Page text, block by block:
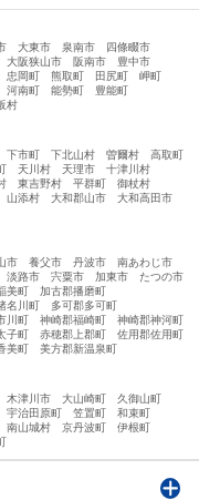
大東市 泉南市
四條畷市
大阪狭山市 阪南市
豊中市
忠岡町 熊取町 田尻町
岬町
河南町 能勢町
豊能町
村
下市町 下北山村 曽爾村
高取町
天川村 天理市
十津川村
東吉野村 平群町
御杖村
山添村 大和郡山市
大和高田市
市 養父市 丹波市
南あわじ市
淡路市 宍粟市 加東市
たつの市
美町
加古郡播磨町
名川町
多可郡多可町
川町
神崎郡福崎町
神崎郡神河町
子町
赤穂郡上郡町
佐用郡佐用町
美町
美方郡新温泉町
木津川市 大山崎町
久御山町
宇治田原町 笠置町
和束町
南山城村 京丹波町
伊根町